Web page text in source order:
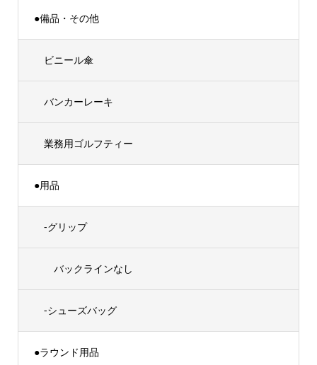
●備品・その他
ビニール傘
バンカーレーキ
業務用ゴルフティー
●用品
-グリップ
バックラインなし
-シューズバッグ
●ラウンド用品